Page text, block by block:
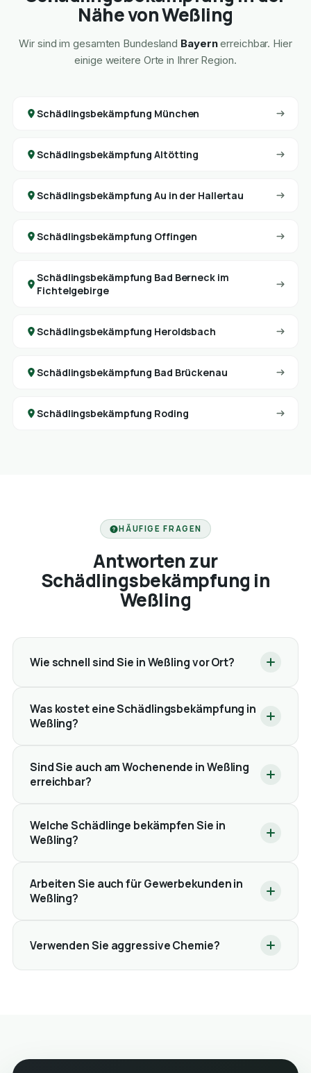
Nähe von Weßling
Wir sind im gesamten Bundesland Bayernerreichbar. Hier
einige weitere Orte in Ihrer Region.
Schädlingsbekämpfung München
Schädlingsbekämpfung Altötting
Schädlingsbekämpfung Au in der Hallertau
Schädlingsbekämpfung Offingen
Schädlingsbekämpfung Bad Berneck im
Fichtelgebirge
Schädlingsbekämpfung Heroldsbach
Schädlingsbekämpfung Bad Brückenau
Schädlingsbekämpfung Roding
HÄUFIGE FRAGEN
Antworten zur
Schädlingsbekämpfung in
Weßling
Wie schnell sind Sie in Weßling vor Ort?
Was kostet eine Schädlingsbekämpfung in
Weßling?
Sind Sie auch am Wochenende in Weßling
erreichbar?
Welche Schädlinge bekämpfen Sie in
Weßling?
Arbeiten Sie auch für Gewerbekunden in
Weßling?
Verwenden Sie aggressive Chemie?